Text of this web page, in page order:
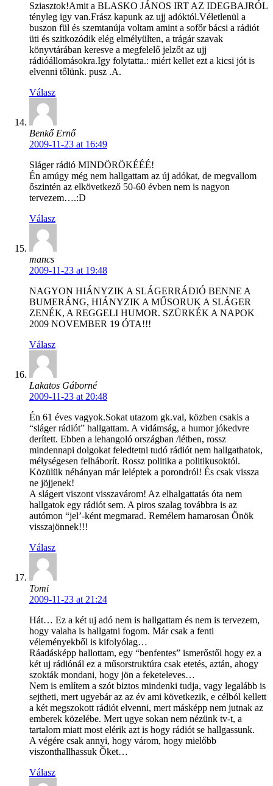
Sziasztok!Amit a BLASKO JÁNOS IRT AZ IDEGBAJRÓL
tényleg igy van.Frász kapunk az ujj adóktól.Véletlenül a
buszon fül és szemtanúja voltam amint a sofőr bácsi a rádiót
üti és szitkozódik elég elmélyülten, a trágár szavak
könyvtárában keresve a megfelelő jelzőt az ujj
rádióállomásokra.Igy folytatta.: miért kellet ezt a kicsi jót is
elvenni tőlünk. pusz .A.
Válasz
Benkő Ernő
2009-11-23 at 16:49
Sláger rádió MINDÖRÖKÉÉÉ!
Én amúgy még nem hallgattam az új adókat, de megvallom
őszintén az elkövetkező 50-60 évben nem is nagyon
tervezem….:D
Válasz
mancs
2009-11-23 at 19:48
NAGYON HIÁNYZIK A SLÁGERRÁDIÓ BENNE A
BUMERÁNG, HIÁNYZIK A MŰSORUK A SLÁGER
ZENÉK, A REGGELI HUMOR. SZÜRKÉK A NAPOK
2009 NOVEMBER 19 ÓTA!!!
Válasz
Lakatos Gáborné
2009-11-23 at 20:48
Én 61 éves vagyok.Sokat utazom gk.val, közben csakis a
“sláger rádiót” hallgattam. A vidámság, a humor jókedvre
derített. Ebben a lehangoló országban /létben, rossz
mindennapi dolgokat feledtetni tudó rádiót nem hallgathatok,
mélységesen felháborít. Rossz politika a politikusoktól.
Közülük néhányan már leléptek a porondról! És csak vissza
ne jöjjenek!
A slágert viszont visszavárom! Az elhalgattatás óta nem
hallgatok egy rádiót sem. A piros szalag továbbra is az
autómon “jel’-ként megmarad. Remélem hamarosan Önök
visszajönnek!!!
Válasz
Tomi
2009-11-23 at 21:24
Hát… Ez a két uj adó nem is hallgattam és nem is tervezem,
hogy valaha is hallgatni fogom. Már csak a fenti
véleményekből is kifolyólag…
Ráadásképp hallottam, egy “benfentes” ismerőstől hogy ez a
két uj rádiónál ez a műsorstruktúra csak etetés, aztán, ahogy
szokták mondani, hogy jön a feketeleves…
Nem is említem a szót biztos mindenki tudja, vagy legalább is
sejtheti, mert ugyebár az az év ami következik, e célból kellett
a két megszokott rádiót elvenni, mert másképp nem jutnak az
emberek közelébe. Mert ugye sokan nem nézünk tv-t, a
tartalom miatt most elérik azt is hogy rádiót se hallgassunk.
A végére csak annyi, hogy várom, hogy mielőbb
viszonthallhassuk Őket…
Válasz